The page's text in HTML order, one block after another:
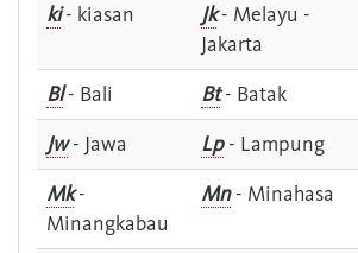
ki- kiasan Jk- Melayu -
Jakarta
Bl- Bali Bt- Batak
Jw- Jawa Lp- Lampung
Mk-
Minangkabau
Mn- Minahasa